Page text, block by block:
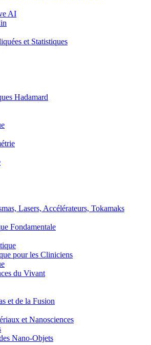
AI
et Statistiques
Hadamard
Lasers, Accélérateurs, Tokamaks
Fondamentale
pour les Cliniciens
du Vivant
et de la Fusion
et Nanosciences
Nano-Objets